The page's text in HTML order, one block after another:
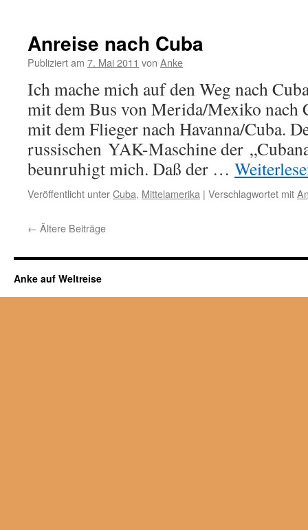
Anreise nach Cuba
Publiziert am 7. Mai 2011 von Anke
Ich mache mich auf den Weg nach
mit dem Bus von Merida/Mexiko nach
mit dem Flieger nach Havanna/Cuba.
russischen YAK-Maschine der
beunruhigt mich. Daß der …
Veröffentlicht unterCuba, Mittelamerika | Verschlagwortet mit
← Ältere Beiträge
Anke auf Weltreise